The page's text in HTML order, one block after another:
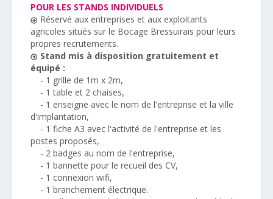
POUR LES STANDS INDIVIDUELS
Réservé aux entreprises et aux exploitants
agricoles situés sur le Bocage Bressuirais pour leurs
propres recrutements.
Stand mis à disposition gratuitement et
équipé :
- 1 grille de 1m x 2m,
- 1 table et 2 chaises,
- 1 enseigne avec le nom de l'entreprise et la ville
d'implantation,
- 1 fiche A3 avec l'activité de l'entreprise et les
postes proposés,
- 2 badges au nom de l'entreprise,
- 1 bannette pour le recueil des CV,
- 1 connexion wifi,
- 1 branchement électrique.